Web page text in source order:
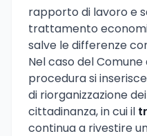
rapporto di lavoro e
trattamento
salve le differenze
Nel caso del
procedura si
di riorganizzazione
cittadinanza, in cui il
continua a rivestire